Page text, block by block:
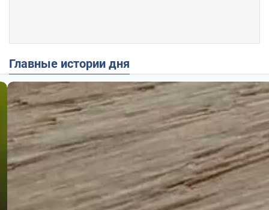
Главные истории дня